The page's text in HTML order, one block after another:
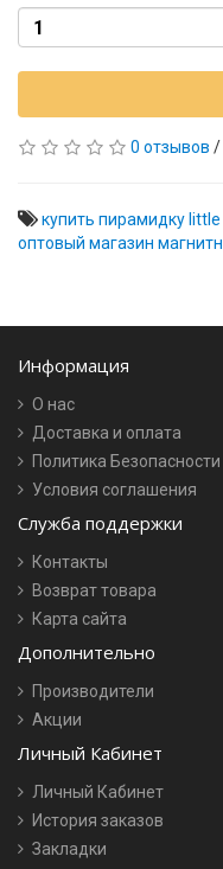
0 отзывов /
купить пирамидку
оптовый магазин
Информация
О нас
Доставка и оплата
Политика Безопасности
Условия соглашения
Служба поддержки
Контакты
Возврат товара
Карта сайта
Дополнительно
Производители
Акции
Личный Кабинет
Личный Кабинет
История заказов
Закладки